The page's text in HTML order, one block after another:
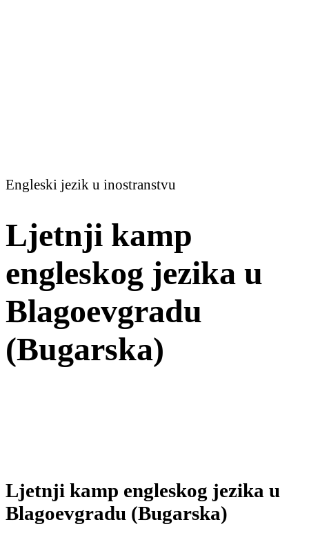
Engleski jezik u inostranstvu
Ljetnji kamp
engleskog jezika u
Blagoevgradu
(Bugarska)
Ljetnji kamp engleskog jezika u
Blagoevgradu (Bugarska)